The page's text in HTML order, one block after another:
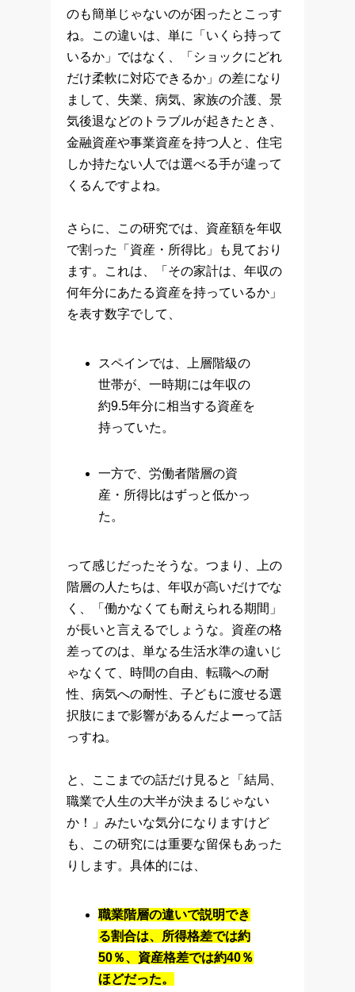
のも簡単じゃないのが困ったとこっす
ね。この違いは、単に「いくら持って
いるか」ではなく、「ショックにどれ
だけ柔軟に対応できるか」の差になり
まして、失業、病気、家族の介護、景
気後退などのトラブルが起きたとき、
金融資産や事業資産を持つ人と、住宅
しか持たない人では選べる手が違って
くるんですよね。
さらに、この研究では、資産額を年収
で割った「資産・所得比」も見ており
ます。これは、「その家計は、年収の
何年分にあたる資産を持っているか」
を表す数字でして、
スペインでは、上層階級の
世帯が、一時期には年収の
約9.5年分に相当する資産を
持っていた。
一方で、労働者階層の資
産・所得比はずっと低かっ
た。
って感じだったそうな。つまり、上の
階層の人たちは、年収が高いだけでな
く、「働かなくても耐えられる期間」
が長いと言えるでしょうな。資産の格
差ってのは、単なる生活水準の違いじ
ゃなくて、時間の自由、転職への耐
性、病気への耐性、子どもに渡せる選
択肢にまで影響があるんだよーって話
っすね。
と、ここまでの話だけ見ると「結局、
職業で人生の大半が決まるじゃない
か！」みたいな気分になりますけど
も、この研究には重要な留保もあった
りします。具体的には、
職業階層の違いで説明でき
る割合は、所得格差では約
50％、資産格差では約40％
ほどだった。